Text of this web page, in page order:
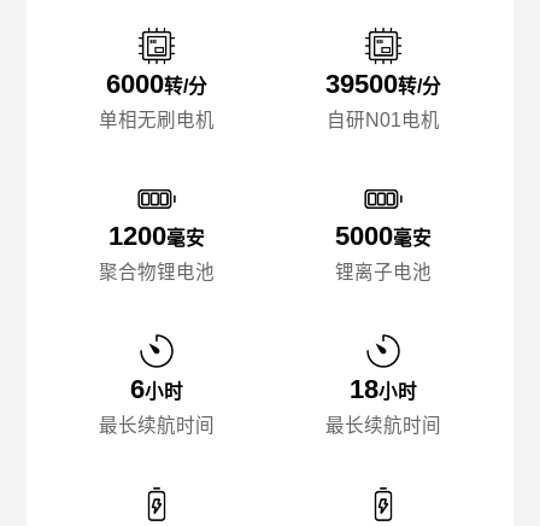
6000转/分
单相无刷电机
1200毫安
聚合物锂电池
6小时
最长续航时间
39500转/分
自研N01电机
5000毫安
锂离子电池
18小时
最长续航时间